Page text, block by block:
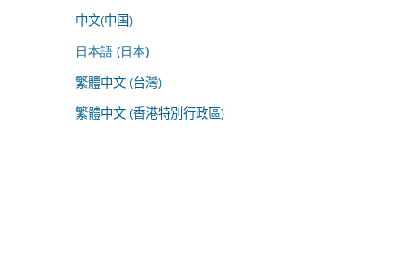
中文(中国)
日本語 (日本)
繁體中文 (台灣)
繁體中文 (香港特別行政區)